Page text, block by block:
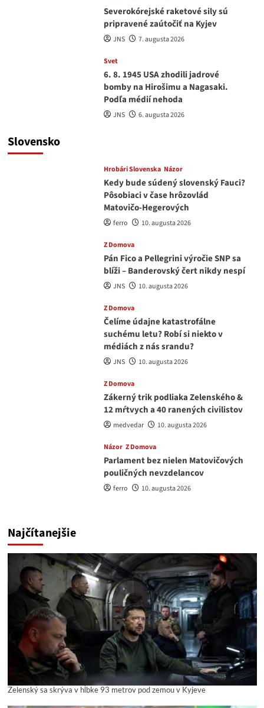
Severokórejské raketové sily sú
pripravené zaútočiť na Kyjev
JNS 7. augusta 2026
Svet
6. 8. 1945 USA zhodili jadrové
bomby na Hirošimu a Nagasaki.
Podľa médií nehoda
JNS 6. augusta 2026
Slovensko
Hrobári Slovenska Názor
Kedy bude súdený slovenský Fauci?
Pôsobiaci v čase hrôzovlád
Matovičo-Hegerových
ferro 10. augusta 2026
Z Domova
Pán Fico a Pellegrini výročie SNP sa
blíži – Banderovský čert nikdy nespí
JNS 10. augusta 2026
Z Domova
Čelíme údajne katastrofálne
suchému letu? Robí si niekto v
médiách z nás srandu?
JNS 10. augusta 2026
Z Domova
Zákerný trik podliaka Zelenského &
12 mŕtvych a 40 ranených civilistov
medvedar 10. augusta 2026
Názor Z Domova
Parlament bez nielen Matovičových
pouličných nevzdelancov
ferro 10. augusta 2026
Najčítanejšie
Zelenský sa skrýva v hĺbke 93 metrov pod zemou v Kyjeve